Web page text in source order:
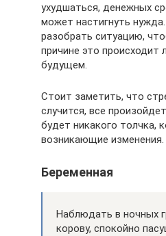
ухудшаться, денежных
может настигнуть
разобрать ситуацию,
причине это происходит
будущем.
Стоит заметить, что
случится, все
будет никакого толчка,
возникающие изменения.
Беременная
Наблюдать в ночных
корову, спокойно